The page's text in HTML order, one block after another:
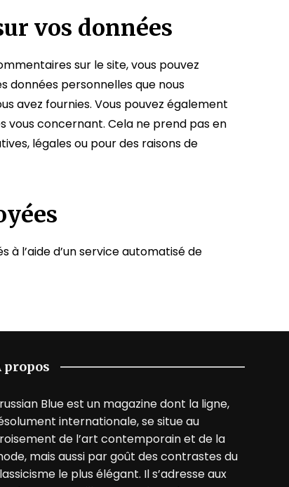
vos données
sur le site, vous pouvez
personnelles que nous
avez fournies. Vous pouvez également
vous concernant. Cela ne prend pas en
légales ou pour des raisons de
l’aide d’un service automatisé de
propos
Blue est un magazine dont la ligne,
internationale, se situe au
de l’art contemporain et de la
mais aussi par goût des contrastes du
le plus élégant. Il s’adresse aux